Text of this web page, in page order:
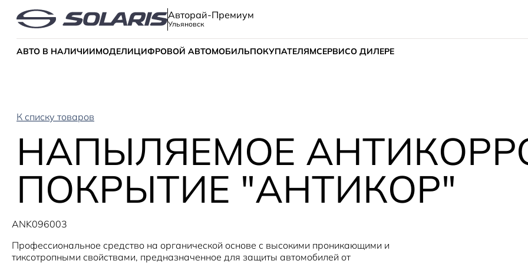
Авторай-Премиум
Ульяновск
АВТО В НАЛИЧИИМОДЕЛИЦИФРОВОЙ АВТОМОБИЛЬПОКУПАТЕЛЯМСЕРВИСО ДИЛЕРЕ
К списку товаров
НАПЫЛЯЕМОЕ
ПОКРЫТИЕ "АНТИКОР"
ANK096003
Профессиональное средство на органической основе с высокими проникающими и
тиксотропными свойствами, предназначенное для защиты автомобилей от